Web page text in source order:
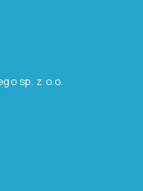
sp. z o.o.